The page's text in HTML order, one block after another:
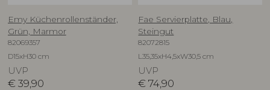
Emy Küchenrollenständer,
Grün, Marmor
82069357
D15xH30 cm
UVP
€ 39,90
Fae Servierplatte, Blau,
Steingut
82072815
L35,35xH4,5xW30,5 cm
UVP
€ 74,90